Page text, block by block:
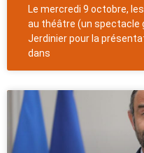
Le mercredi 9 octobre,
au théâtre (un spectacle
Jerdinier pour la
dans